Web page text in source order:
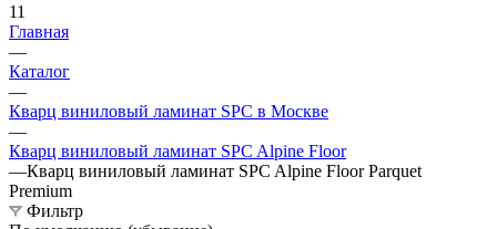
11
Главная
—
Каталог
—
Кварц виниловый ламинат SPC в Москве
—
Кварц виниловый ламинат SPC Alpine Floor
—Кварц виниловый ламинат SPC Alpine Floor Parquet
Premium
Фильтр